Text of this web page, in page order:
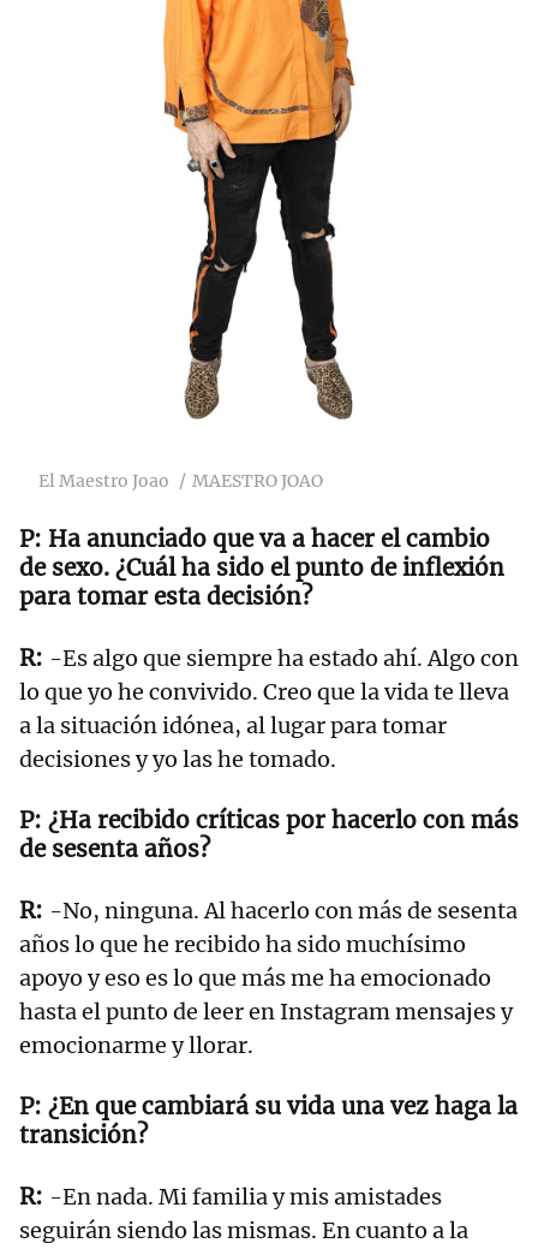
El Maestro Joao MAESTRO JOAO
Ha anunciado que va a hacer el cambio
de sexo. ¿Cuál ha sido el punto de inflexión
para tomar esta decisión?
-Es algo que siempre ha estado ahí. Algo con
lo que yo he convivido. Creo que la vida te lleva
a la situación idónea, al lugar para tomar
decisiones y yo las he tomado.
¿Ha recibido críticas por hacerlo con más
de sesenta años?
-No, ninguna. Al hacerlo con más de sesenta
años lo que he recibido ha sido muchísimo
apoyo y eso es lo que más me ha emocionado
hasta el punto de leer en Instagram mensajes y
emocionarme y llorar.
¿En que cambiará su vida una vez haga la
transición?
-En nada. Mi familia y mis amistades
seguirán siendo las mismas. En cuanto a la